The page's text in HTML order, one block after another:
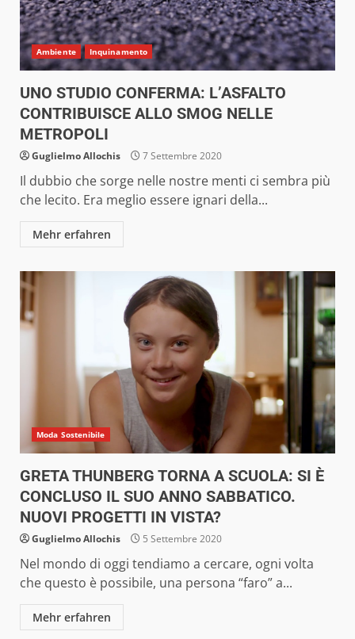
Ambiente Inquinamento
UNO STUDIO CONFERMA: L’ASFALTO
CONTRIBUISCE ALLO SMOG NELLE
METROPOLI
Guglielmo Allochis 7 Settembre 2020
Il dubbio che sorge nelle nostre menti ci sembra più
che lecito. Era meglio essere ignari della...
Mehr erfahren
Moda Sostenibile
GRETA THUNBERG TORNA A SCUOLA: SI È
CONCLUSO IL SUO ANNO SABBATICO.
NUOVI PROGETTI IN VISTA?
Guglielmo Allochis 5 Settembre 2020
Nel mondo di oggi tendiamo a cercare, ogni volta
che questo è possibile, una persona “faro” a...
Mehr erfahren